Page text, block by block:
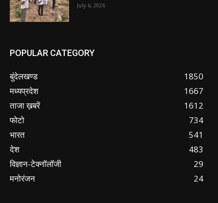
July 6, 2026
POPULAR CATEGORY
बुंदेलखण्ड
1850
मध्यप्रदेश
1667
ताजा ख़बरें
1612
फोटो
734
भारत
541
देश
483
विज्ञान-टेक्नॉलॉजी
29
मनोरंजन
24